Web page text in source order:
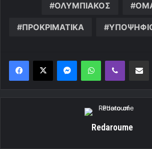
ΟΛΥΜΠΙΑΚΟΣ
ΠΡΟΚΡΙΜΑΤΙΚΑ
MessengerWhatsAppViber
Redaroume